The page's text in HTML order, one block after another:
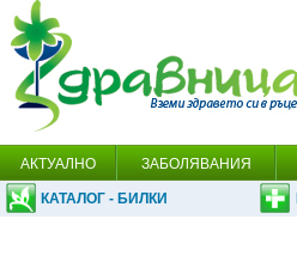
АКТУАЛНО ЗАБОЛЯВАНИЯ
КАТАЛОГ - БИЛКИ